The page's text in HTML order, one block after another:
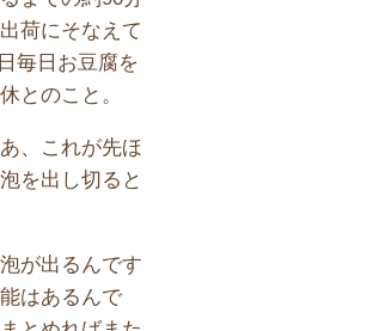
荷にそなえて
毎日お豆腐を
とのこと。
、これが先ほ
を出し切ると
が出るんです
はあるんで